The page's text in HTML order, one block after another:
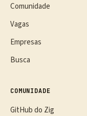
Comunidade
Vagas
Empresas
Busca
COMUNIDADE
GitHub do Zig